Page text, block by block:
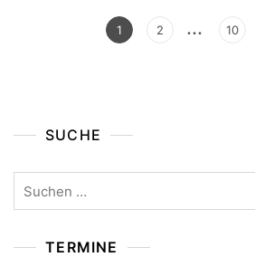
Page
1 Page
2 … Page
10
SUCHE
TERMINE